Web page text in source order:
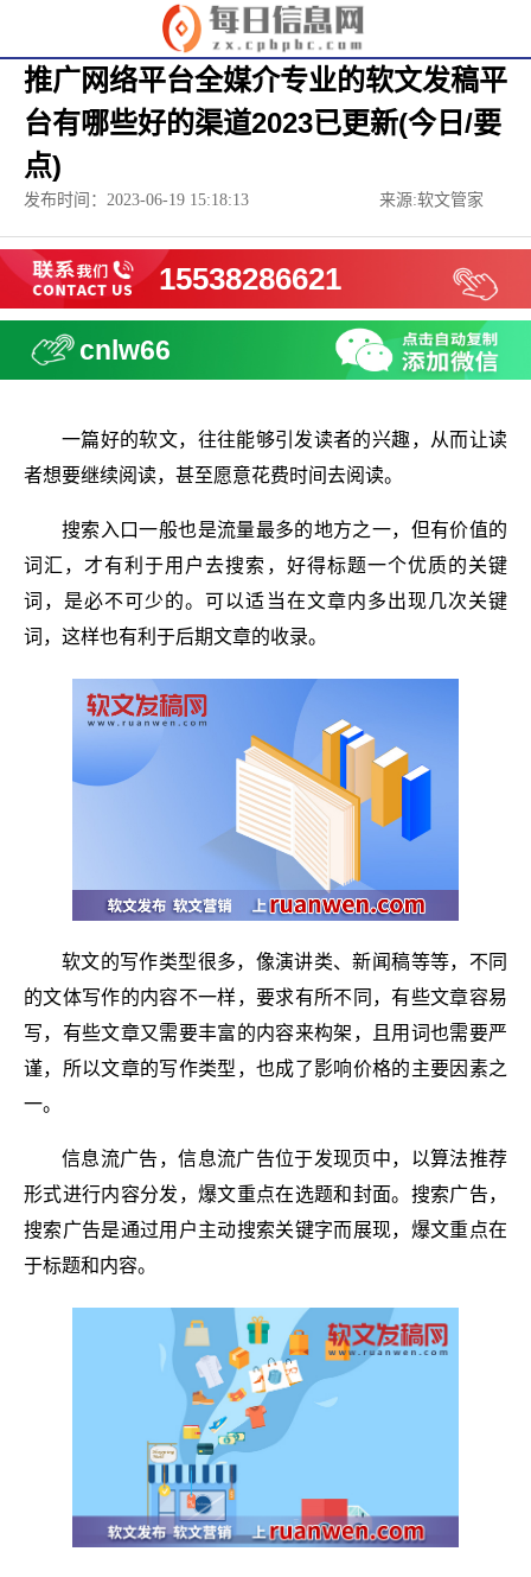
推广网络平台全媒介专业的软文发稿平
台有哪些好的渠道2023已更新(今日/要
点)
发布时间：2023-06-19 15:18:13 来源:软文管家
15538286621
cnlw66
一篇好的软文，往往能够引发读者的兴趣，从而让读
者想要继续阅读，甚至愿意花费时间去阅读。
搜索入口一般也是流量最多的地方之一，但有价值的
词汇，才有利于用户去搜索，好得标题一个优质的关键
词，是必不可少的。可以适当在文章内多出现几次关键
词，这样也有利于后期文章的收录。
软文的写作类型很多，像演讲类、新闻稿等等，不同
的文体写作的内容不一样，要求有所不同，有些文章容易
写，有些文章又需要丰富的内容来构架，且用词也需要严
谨，所以文章的写作类型，也成了影响价格的主要因素之
一。
信息流广告，信息流广告位于发现页中，以算法推荐
形式进行内容分发，爆文重点在选题和封面。搜索广告，
搜索广告是通过用户主动搜索关键字而展现，爆文重点在
于标题和内容。